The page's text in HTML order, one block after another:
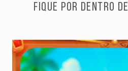
Fique por dentro